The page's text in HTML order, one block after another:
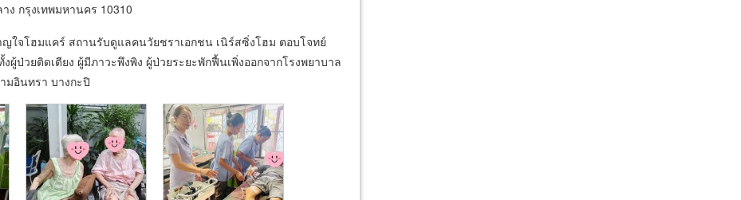
ง กรุงเทพมหานคร 10310
ใจโฮมแคร์ สถานรับดูแลคนวัยชราเอกชน เนิร์สซิ่งโฮม ตอบโจทย์
ป่วยติดเตียง ผู้มีภาวะพึงพิง ผู้ป่วยระยะพักฟื้นเพิ่งออกจากโรงพยาบาล
มอินทรา บางกะปิ